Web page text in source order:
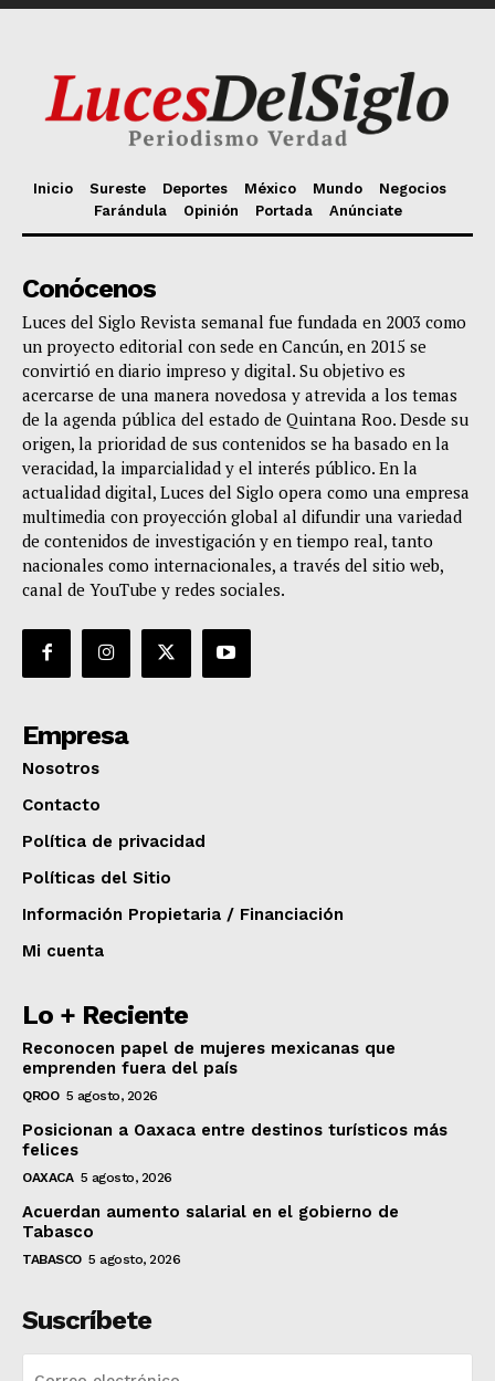
Inicio Sureste Deportes México Mundo
Negocios
Farándula
Opinión Portada Anúnciate
Conócenos
Luces del Siglo Revista semanal fue fundada en 2003 como
un proyecto editorial con sede en Cancún, en 2015 se
convirtió en diario impreso y digital. Su objetivo es
acercarse de una manera novedosa y atrevida a los temas
de la agenda pública del estado de Quintana Roo. Desde su
origen, la prioridad de sus contenidos se ha basado en la
veracidad, la imparcialidad y el interés público. En la
actualidad digital, Luces del Siglo opera como una empresa
multimedia con proyección global al difundir una variedad
de contenidos de investigación y en tiempo real, tanto
nacionales como internacionales, a través del sitio web,
canal de YouTube y redes sociales.
Empresa
Nosotros
Contacto
Política de privacidad
Políticas del Sitio
Información Propietaria / Financiación
Mi cuenta
Lo + Reciente
Reconocen papel de mujeres mexicanas que
emprenden fuera del país
QROO 5 agosto, 2026
Posicionan a Oaxaca entre destinos turísticos más
felices
OAXACA 5 agosto, 2026
Acuerdan aumento salarial en el gobierno de
Tabasco
TABASCO 5 agosto, 2026
Suscríbete